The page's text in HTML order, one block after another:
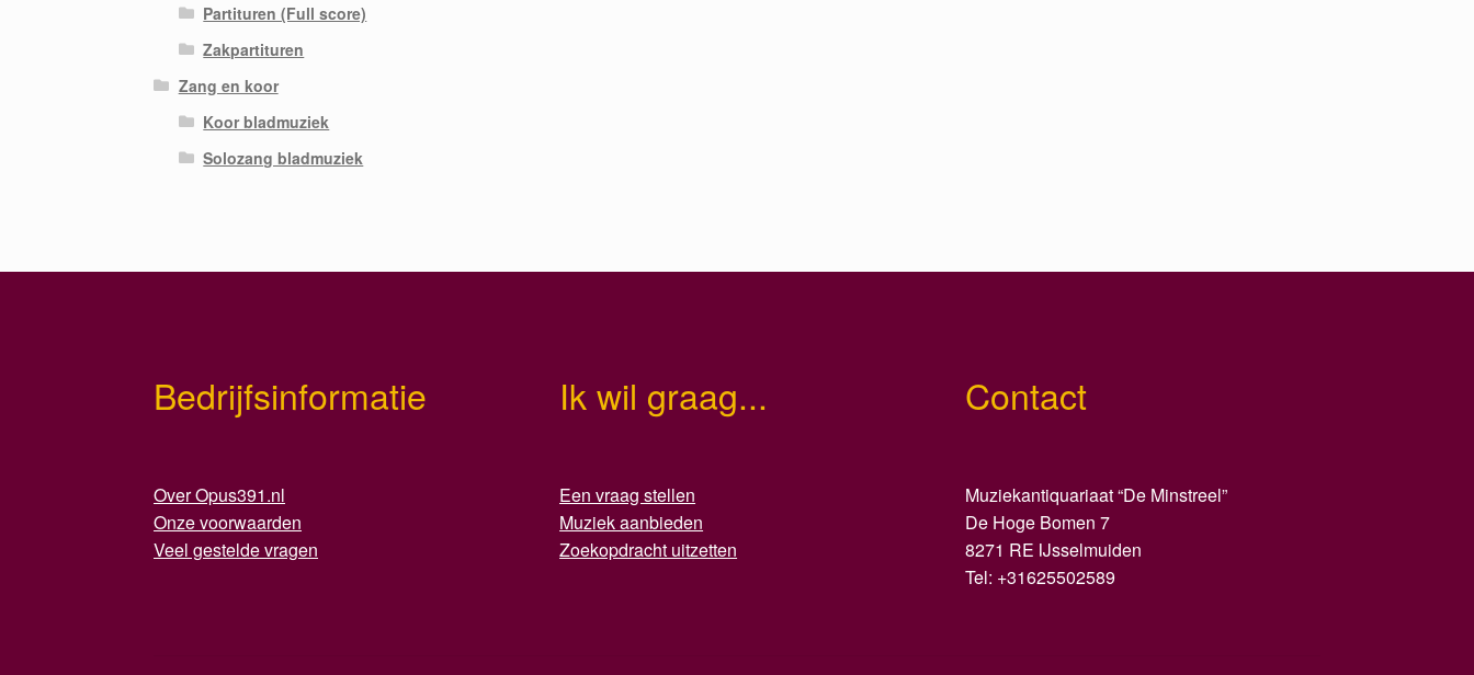
Partituren (Full score)
Zakpartituren
Zang en koor
Koor bladmuziek
Solozang bladmuziek
Bedrijfsinformatie
Over Opus391.nl
Onze voorwaarden
Veel gestelde vragen
Ik wil graag...
Een vraag stellen
Muziek aanbieden
Zoekopdracht uitzetten
Contact
Muziekantiquariaat “De Minstreel”
De Hoge Bomen 7
8271 RE IJsselmuiden
Tel: +31625502589